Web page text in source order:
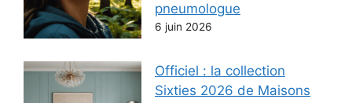
pneumologue
6 juin 2026
Officiel : la collection
Sixties 2026 de Maisons